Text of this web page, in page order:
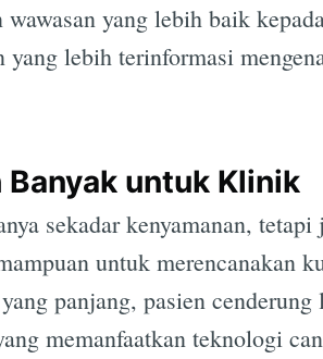
yang lebih baik
lebih terinformasi
untuk Klinik
sekadar kenyamanan, tetapi
untuk merencanakan
panjang, pasien cenderung
memanfaatkan teknologi